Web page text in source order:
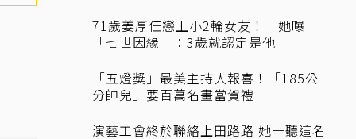
71歲姜厚任戀上小2輪女友！ 她曝
「七世因緣」：3歲就認定是他
「五燈獎」最美主持人報喜！「185公
分帥兒」要百萬名畫當賀禮
演藝工會終於聯絡上田路路 她一聽這名